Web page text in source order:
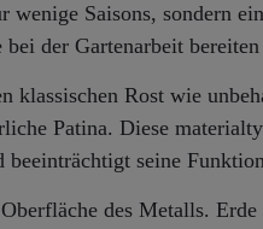
Saisons, sondern
der Gartenarbeit
klassischen Rost wie
Patina. Diese
beeinträchtigt seine
des Metalls.